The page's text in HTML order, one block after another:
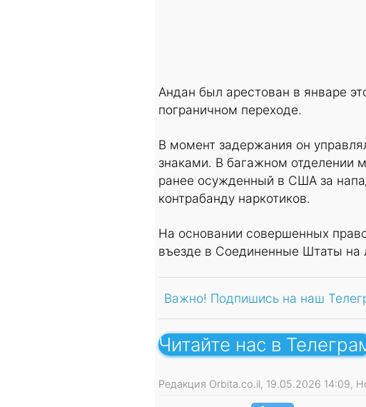
Андан был арестован в январе
пограничном переходе.
В момент задержания он
знаками. В багажном отделении
ранее осужденный в США за
контрабанду наркотиков.
На основании совершенных
въезде в Соединенные Штаты на
Важно! Подпишись на наш
Читайте нас в
Редакция Orbita.co.il, 19.05.2026 14:09,